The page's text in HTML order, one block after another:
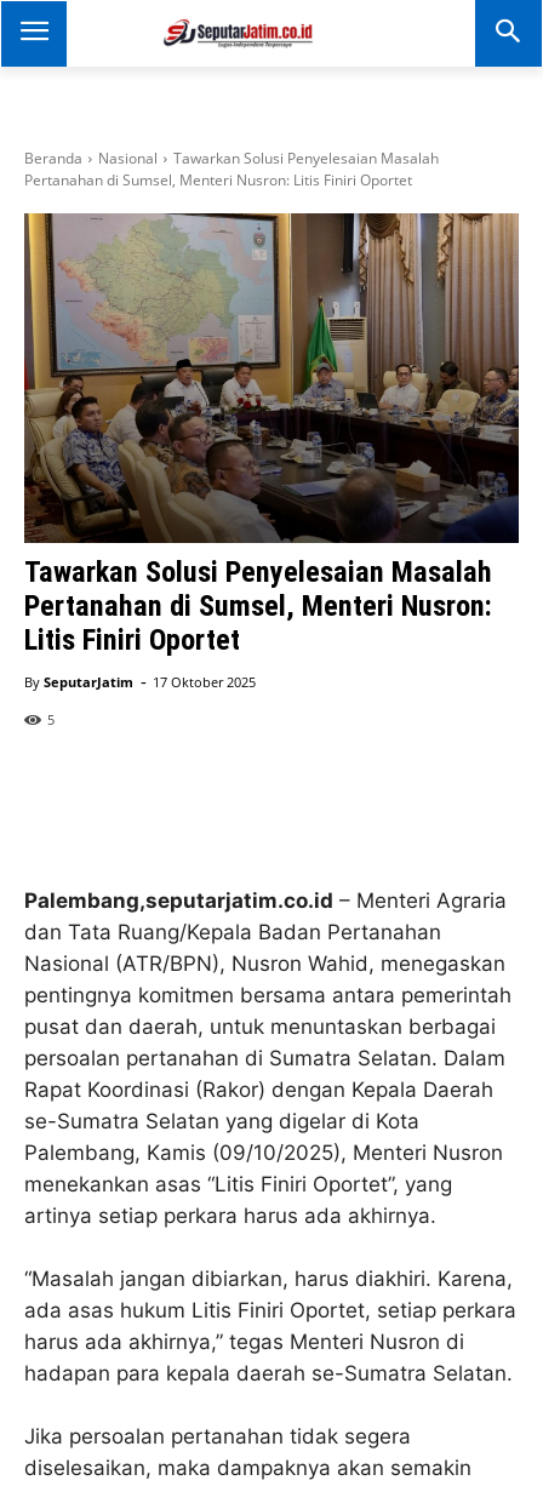
SEPUTAR JATIM
Portal Informasi Dan
Beranda Nasional
Tawarkan Solusi Penyelesaian Masalah
Pertanahan di Sumsel, Menteri Nusron: Litis Finiri Oportet
Tawarkan Solusi Penyelesaian Masalah
Pertanahan di Sumsel, Menteri Nusron:
Litis Finiri Oportet
By SeputarJatim - 17 Oktober 2025
5
Palembang,seputarjatim.co.id – Menteri Agraria
dan Tata Ruang/Kepala Badan Pertanahan
Nasional (ATR/BPN), Nusron Wahid, menegaskan
pentingnya komitmen bersama antara pemerintah
pusat dan daerah, untuk menuntaskan berbagai
persoalan pertanahan di Sumatra Selatan. Dalam
Rapat Koordinasi (Rakor) dengan Kepala Daerah
se-Sumatra Selatan yang digelar di Kota
Palembang, Kamis (09/10/2025), Menteri Nusron
menekankan asas “Litis Finiri Oportet”, yang
artinya setiap perkara harus ada akhirnya.
“Masalah jangan dibiarkan, harus diakhiri. Karena,
ada asas hukum Litis Finiri Oportet, setiap perkara
harus ada akhirnya,” tegas Menteri Nusron di
hadapan para kepala daerah se-Sumatra Selatan.
Jika persoalan pertanahan tidak segera
diselesaikan, maka dampaknya akan semakin